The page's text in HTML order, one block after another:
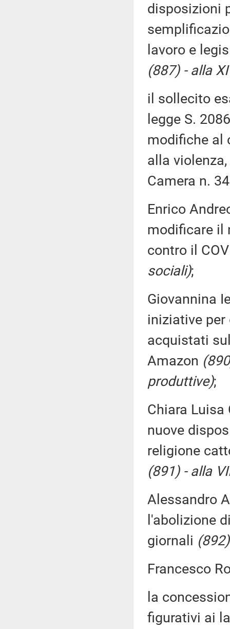
disposizioni
lavoro e
(887) - alla
il sollecito
legge S.
modifiche al
alla
Camera n.
Enrico
modificare il
contro il
sociali);
Giovannina
iniziative
acquistati
Amazon
produttive);
Chiara Luisa
nuove
religione
(891) - alla
Alessandro
l'abolizione
giornali
Francesco
la
figurativi ai